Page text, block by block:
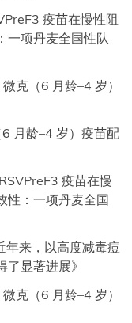
疫苗在慢性阻
一项丹麦全国性队
克（6 月龄–4 岁）
月龄–4 岁）疫苗配
疫苗在慢
性：一项丹麦全国
年来，以高度减毒痘
了显著进展》
克（6 月龄–4 岁）